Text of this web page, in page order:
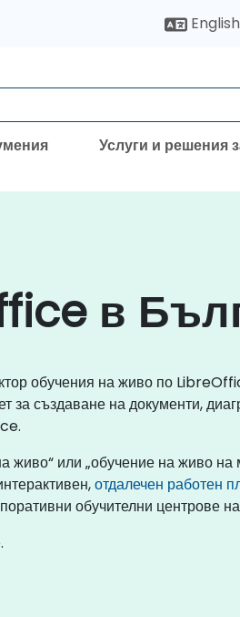
English
Услуги и решения
в
обучения на живо по
създаване на документи,
или „обучение на живо
отдалечен работен
обучителни центрове